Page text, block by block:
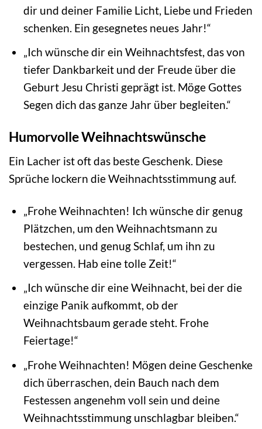
dir und deiner Familie Licht, Liebe und Frieden
schenken. Ein gesegnetes neues Jahr!“
„Ich wünsche dir ein Weihnachtsfest, das von
tiefer Dankbarkeit und der Freude über die
Geburt Jesu Christi geprägt ist. Möge Gottes
Segen dich das ganze Jahr über begleiten.“
Humorvolle Weihnachtswünsche
Ein Lacher ist oft das beste Geschenk. Diese
Sprüche lockern die Weihnachtsstimmung auf.
„Frohe Weihnachten! Ich wünsche dir genug
Plätzchen, um den Weihnachtsmann zu
bestechen, und genug Schlaf, um ihn zu
vergessen. Hab eine tolle Zeit!“
„Ich wünsche dir eine Weihnacht, bei der die
einzige Panik aufkommt, ob der
Weihnachtsbaum gerade steht. Frohe
Feiertage!“
„Frohe Weihnachten! Mögen deine Geschenke
dich überraschen, dein Bauch nach dem
Festessen angenehm voll sein und deine
Weihnachtsstimmung unschlagbar bleiben.“